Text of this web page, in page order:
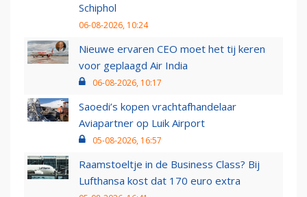
Schiphol
06-08-2026, 10:24
Nieuwe ervaren CEO moet het tij keren
voor geplaagd Air India
06-08-2026, 10:17
Saoedi’s kopen vrachtafhandelaar
Aviapartner op Luik Airport
05-08-2026, 16:57
Raamstoeltje in de Business Class? Bij
Lufthansa kost dat 170 euro extra